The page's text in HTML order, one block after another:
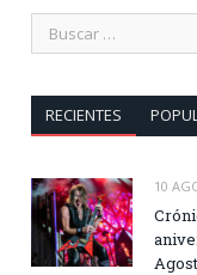
RECIENTES
10